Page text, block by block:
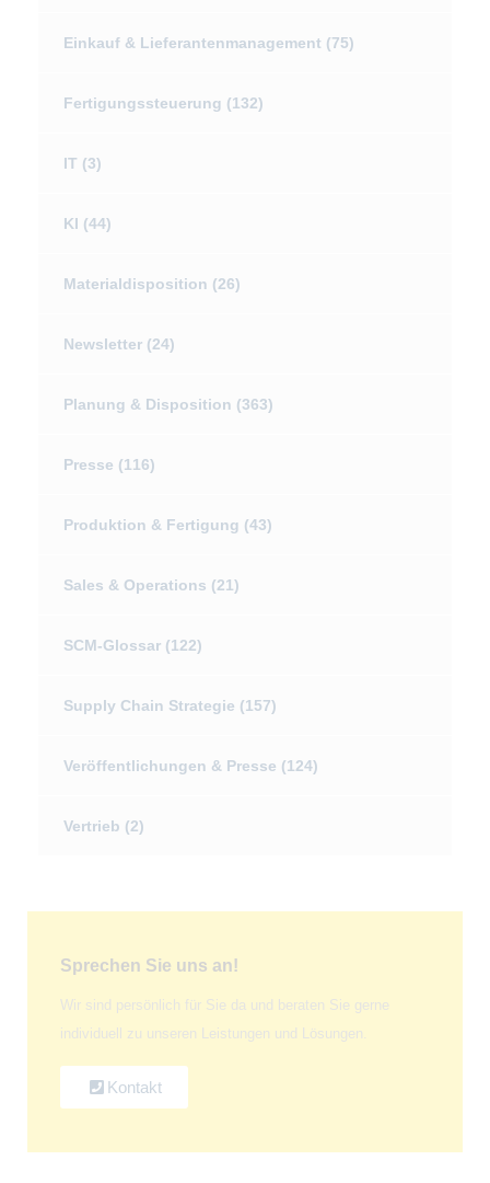
Einkauf & Lieferantenmanagement (75)
Fertigungssteuerung (132)
IT (3)
KI (44)
Materialdisposition (26)
Newsletter (24)
Planung & Disposition (363)
Presse (116)
Produktion & Fertigung (43)
Sales & Operations (21)
SCM-Glossar (122)
Supply Chain Strategie (157)
Veröffentlichungen & Presse (124)
Vertrieb (2)
Sprechen Sie uns an!
Wir sind persönlich für Sie da und beraten Sie gerne
individuell zu unseren Leistungen und Lösungen.
Kontakt